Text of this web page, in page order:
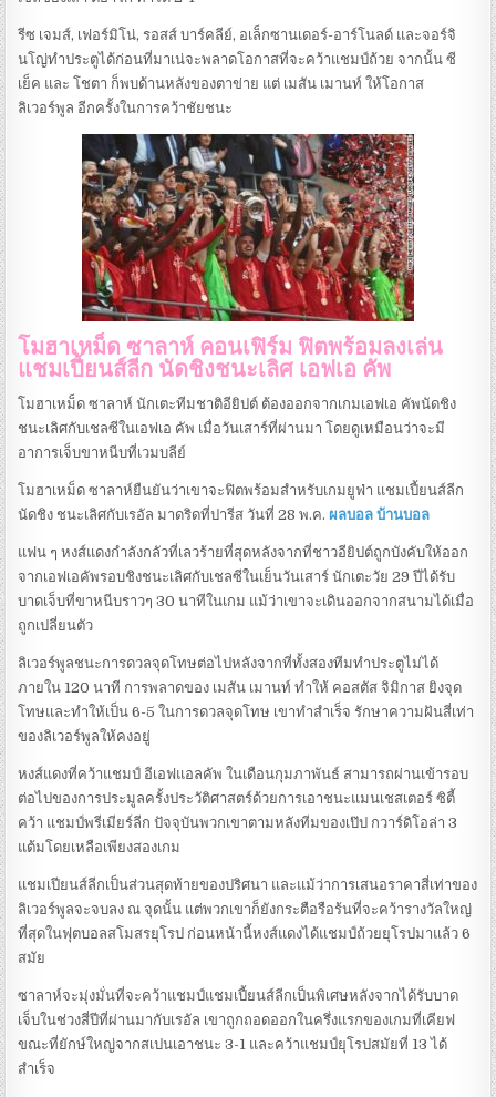
รีซ เจมส์, เฟอร์มิโน่, รอสส์ บาร์คลีย์, อเล็กซานเดอร์-อาร์โนลด์ และจอร์จิ
นโญ่ทำประตูได้ก่อนที่มาเน่จะพลาดโอกาสที่จะคว้าแชมป์ถ้วย จากนั้น ซี
เย็ค และ โชตา ก็พบด้านหลังของตาข่าย แต่ เมสัน เมานท์ ให้โอกาส
ลิเวอร์พูล อีกครั้งในการคว้าชัยชนะ
โมฮาเหม็ด ซาลาห์ คอนเฟิร์ม ฟิตพร้อมลงเล่น
แชมเปี้ยนส์ลีก นัดชิงชนะเลิศ เอฟเอ คัพ
โมฮาเหม็ด ซาลาห์ นักเตะทีมชาติอียิปต์ ต้องออกจากเกมเอฟเอ คัพนัดชิง
ชนะเลิศกับเชลซีในเอฟเอ คัพ เมื่อวันเสาร์ที่ผ่านมา โดยดูเหมือนว่าจะมี
อาการเจ็บขาหนีบที่เวมบลีย์
โมฮาเหม็ด ซาลาห์ยืนยันว่าเขาจะฟิตพร้อมสำหรับเกมยูฟ่า แชมเปี้ยนส์ลีก
นัดชิง ชนะเลิศกับเรอัล มาดริดที่ปารีส วันที่ 28 พ.ค.ผลบอล บ้านบอล
แฟน ๆ หงส์แดงกำลังกลัวที่เลวร้ายที่สุดหลังจากที่ชาวอียิปต์ถูกบังคับให้ออก
จากเอฟเอคัพรอบชิงชนะเลิศกับเชลซีในเย็นวันเสาร์ นักเตะวัย 29 ปีได้รับ
บาดเจ็บที่ขาหนีบราวๆ 30 นาทีในเกม แม้ว่าเขาจะเดินออกจากสนามได้เมื่อ
ถูกเปลี่ยนตัว
ลิเวอร์พูลชนะการดวลจุดโทษต่อไปหลังจากที่ทั้งสองทีมทำประตูไม่ได้
ภายใน 120 นาที การพลาดของ เมสัน เมานท์ ทำให้ คอสตัส จิมิกาส ยิงจุด
โทษและทำให้เป็น 6-5 ในการดวลจุดโทษ เขาทำสำเร็จ รักษาความฝันสี่เท่า
ของลิเวอร์พูลให้คงอยู่
หงส์แดงที่คว้าแชมป์ อีเอฟแอลคัพ ในเดือนกุมภาพันธ์ สามารถผ่านเข้ารอบ
ต่อไปของการประมูลครั้งประวัติศาสตร์ด้วยการเอาชนะแมนเชสเตอร์ ซิตี้
คว้า แชมป์พรีเมียร์ลีก ปัจจุบันพวกเขาตามหลังทีมของเป๊ป กวาร์ดิโอล่า 3
แต้มโดยเหลือเพียงสองเกม
แชมเปียนส์ลีกเป็นส่วนสุดท้ายของปริศนา และแม้ว่าการเสนอราคาสี่เท่าของ
ลิเวอร์พูลจะจบลง ณ จุดนั้น แต่พวกเขาก็ยังกระตือรือร้นที่จะคว้ารางวัลใหญ่
ที่สุดในฟุตบอลสโมสรยุโรป ก่อนหน้านี้หงส์แดงได้แชมป์ถ้วยยุโรปมาแล้ว 6
สมัย
ซาลาห์จะมุ่งมั่นที่จะคว้าแชมป์แชมเปี้ยนส์ลีกเป็นพิเศษหลังจากได้รับบาด
เจ็บในช่วงสี่ปีที่ผ่านมากับเรอัล เขาถูกถอดออกในครึ่งแรกของเกมที่เคียฟ
ขณะที่ยักษ์ใหญ่จากสเปนเอาชนะ 3-1 และคว้าแชมป์ยุโรปสมัยที่ 13 ได้
สำเร็จ